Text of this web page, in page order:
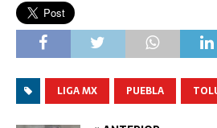
LIGA MX PUEBLA